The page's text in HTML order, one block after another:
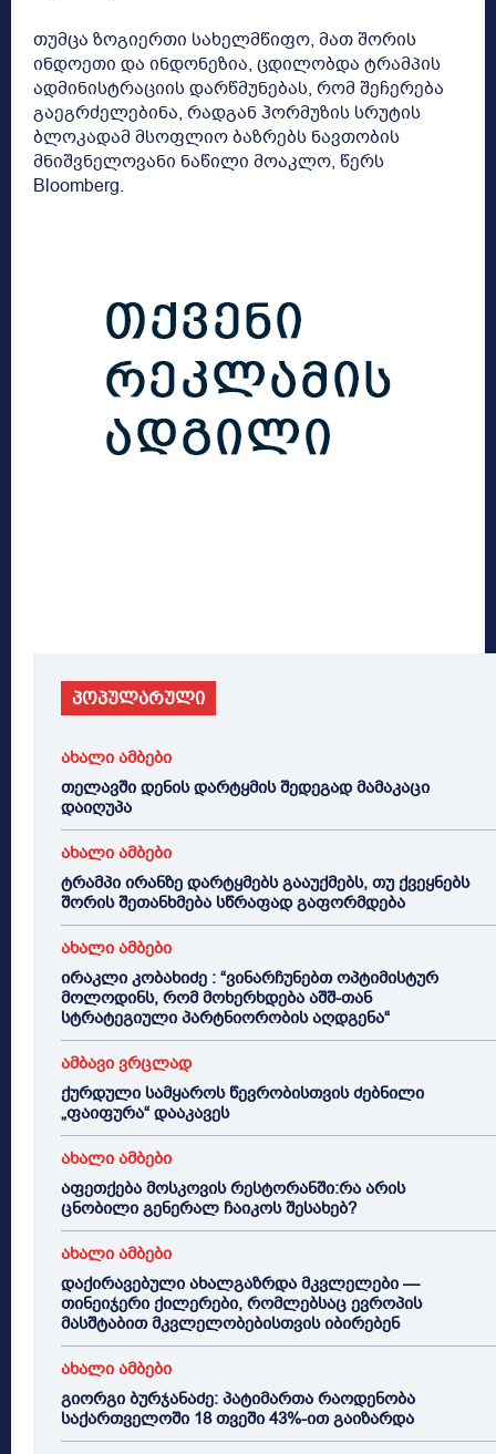
თუმცა ზოგიერთი სახელმწიფო, მათ შორის
ინდოეთი და ინდონეზია, ცდილობდა ტრამპის
ადმინისტრაციის დარწმუნებას, რომ შეჩერება
გაეგრძელებინა, რადგან ჰორმუზის სრუტის
ბლოკადამ მსოფლიო ბაზრებს ნავთობის
მნიშვნელოვანი ნაწილი მოაკლო, წერს
Bloomberg.
პოპულარული
ახალი ამბები
თელავში დენის დარტყმის შედეგად მამაკაცი
დაიღუპა
ახალი ამბები
ტრამპი ირანზე დარტყმებს გააუქმებს, თუ ქვეყნებს
შორის შეთანხმება სწრაფად გაფორმდება
ახალი ამბები
ირაკლი კობახიძე : “ვინარჩუნებთ ოპტიმისტურ
მოლოდინს, რომ მოხერხდება აშშ-თან
სტრატეგიული პარტნიორობის აღდგენა“
ამბავი ვრცლად
ქურდული სამყაროს წევრობისთვის ძებნილი
„ფაიფურა“ დააკავეს
ახალი ამბები
აფეთქება მოსკოვის რესტორანში:რა არის
ცნობილი გენერალ ჩაიკოს შესახებ?
ახალი ამბები
დაქირავებული ახალგაზრდა მკვლელები —
თინეიჯერი ქილერები, რომლებსაც ევროპის
მასშტაბით მკვლელობებისთვის იბირებენ
ახალი ამბები
გიორგი ბურჯანაძე: პატიმართა რაოდენობა
საქართველოში 18 თვეში 43%-ით გაიზარდა